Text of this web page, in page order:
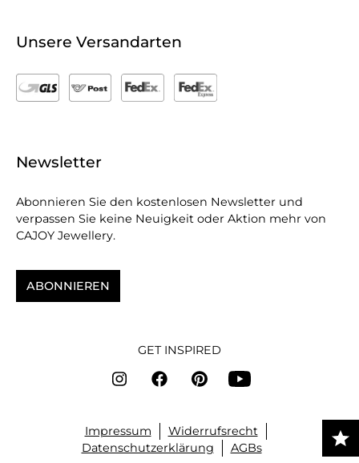
Unsere Versandarten
Newsletter
Abonnieren Sie den kostenlosen Newsletter und
verpassen Sie keine Neuigkeit oder Aktion mehr von
CAJOY Jewellery.
ABONNIEREN
GET INSPIRED
Impressum
Widerrufsrecht
Datenschutzerklärung
AGBs